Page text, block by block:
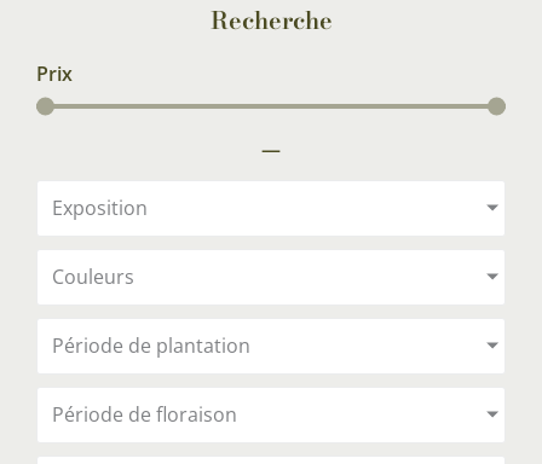
Recherche
Prix
—
Exposition
Couleurs
Période de plantation
Période de floraison